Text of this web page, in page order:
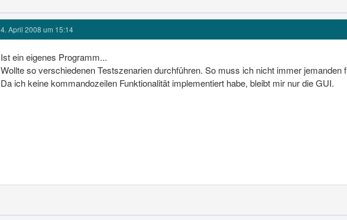
4. April 2008 um 15:14
Ist ein eigenes Programm...
Wollte so verschiedenen Testszenarien durchführen. So muss ich nicht immer jemanden
Da ich keine kommandozeilen Funktionalität implementiert habe, bleibt mir nur die GUI.